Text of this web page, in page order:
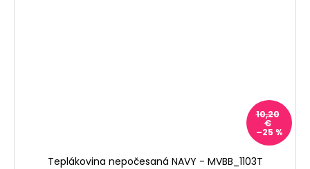
10,20
€
–25 %
Teplákovina nepočesaná NAVY - MVBB_1103T